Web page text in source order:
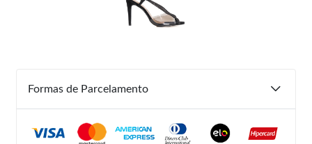
Formas de Parcelamento